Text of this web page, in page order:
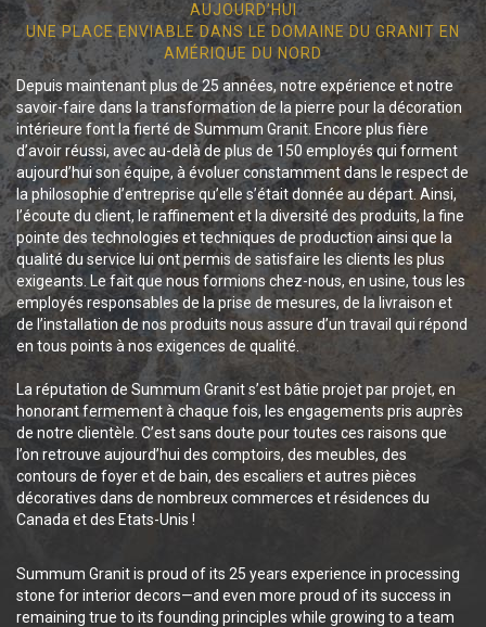
AUJOURD’HUI
UNE PLACE ENVIABLE DANS LE DOMAINE DU GRANIT EN
AMÉRIQUE DU NORD
Depuis maintenant plus de 25 années, notre expérience et notre
savoir-faire dans la transformation de la pierre pour la décoration
intérieure font la fierté de Summum Granit. Encore plus fière
d’avoir réussi, avec au-delà de plus de 150 employés qui forment
aujourd’hui son équipe, à évoluer constamment dans le respect de
la philosophie d’entreprise qu’elle s’était donnée au départ. Ainsi,
l’écoute du client, le raffinement et la diversité des produits, la fine
pointe des technologies et techniques de production ainsi que la
qualité du service lui ont permis de satisfaire les clients les plus
exigeants. Le fait que nous formions chez-nous, en usine, tous les
employés responsables de la prise de mesures, de la livraison et
de l’installation de nos produits nous assure d’un travail qui répond
en tous points à nos exigences de qualité.
La réputation de Summum Granit s’est bâtie projet par projet, en
honorant fermement à chaque fois, les engagements pris auprès
de notre clientèle. C’est sans doute pour toutes ces raisons que
l’on retrouve aujourd’hui des comptoirs, des meubles, des
contours de foyer et de bain, des escaliers et autres pièces
décoratives dans de nombreux commerces et résidences du
Canada et des Etats-Unis !
Summum Granit is proud of its 25 years experience in processing
stone for interior decors—and even more proud of its success in
remaining true to its founding principles while growing to a team